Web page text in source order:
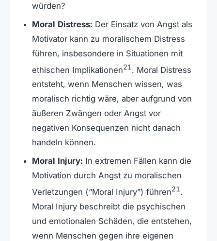
würden?
Moral Distress: Der Einsatz von Angst als
Motivator kann zu moralischem Distress
führen, insbesondere in Situationen mit
ethischen Implikationen21 . Moral Distress
entsteht, wenn Menschen wissen, was
moralisch richtig wäre, aber aufgrund von
äußeren Zwängen oder Angst vor
negativen Konsequenzen nicht danach
handeln können.
Moral Injury: In extremen Fällen kann die
Motivation durch Angst zu moralischen
Verletzungen (“Moral Injury”) führen21 .
Moral Injury beschreibt die psychischen
und emotionalen Schäden, die entstehen,
wenn Menschen gegen ihre eigenen